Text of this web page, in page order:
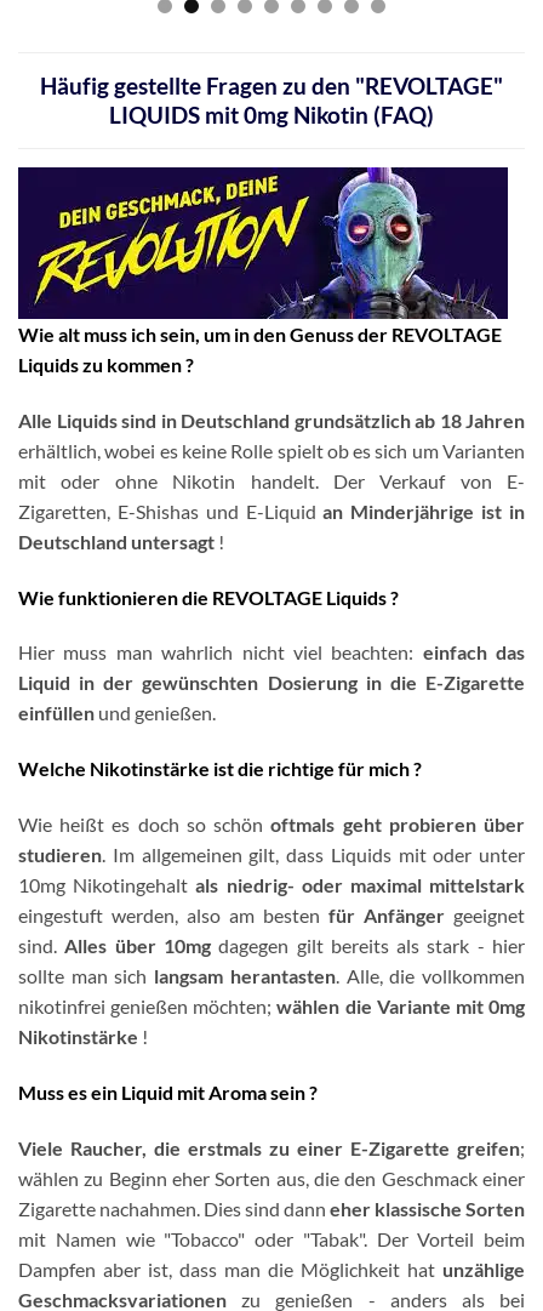
Revoltage-Black-Mango-10mg-Liquid
Häufig gestellte Fragen zu den "REVOLTAGE"
LIQUIDS mit 0mg Nikotin (FAQ)
Wie alt muss ich sein, um in den Genuss der REVOLTAGE
Liquids zu kommen ?
Alle Liquids sind in Deutschland grundsätzlich ab 18 Jahren
erhältlich, wobei es keine Rolle spielt ob es sich um Varianten
mit oder ohne Nikotin handelt. Der Verkauf von E-
Zigaretten, E-Shishas und E-Liquidan Minderjährige ist in
Deutschland untersagt !
Wie funktionieren die REVOLTAGE Liquids ?
Hier muss man wahrlich nicht viel beachten: einfach das
Liquid in der gewünschten Dosierung in die E-Zigarette
einfüllen und genießen.
Welche Nikotinstärke ist die richtige für mich ?
Wie heißt es doch so schönoftmals geht probieren über
studieren. Im allgemeinen gilt, dass Liquids mit oder unter
10mg Nikotingehaltals niedrig- oder maximal mittelstark
eingestuft werden, also am besten für Anfänger geeignet
sind.Alles über 10mgdagegen gilt bereits als stark - hier
sollte man sich langsam herantasten. Alle, die vollkommen
nikotinfrei genießen möchten;wählen die Variante mit 0mg
Nikotinstärke !
Muss es ein Liquid mit Aroma sein ?
Viele Raucher, die erstmals zu einer E-Zigarette greifen;
wählen zu Beginn eher Sorten aus, die den Geschmack einer
Zigarette nachahmen. Dies sind dann eher klassische Sorten
mit Namen wie "Tobacco" oder "Tabak". Der Vorteil beim
Dampfen aber ist, dass man die Möglichkeit hat unzählige
Geschmacksvariationen zu genießen - anders als bei